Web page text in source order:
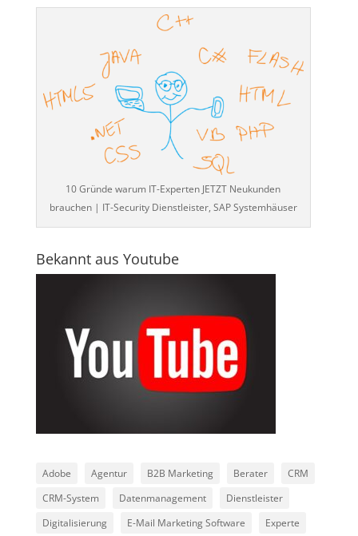
10 Gründe warum IT-Experten JETZT Neukunden
brauchen | IT-Security Dienstleister, SAP Systemhäuser
Bekannt aus Youtube
Adobe Agentur B2B Marketing Berater
CRM
CRM-System
Datenmanagement
Dienstleister
Digitalisierung
E-Mail Marketing Software
Experte